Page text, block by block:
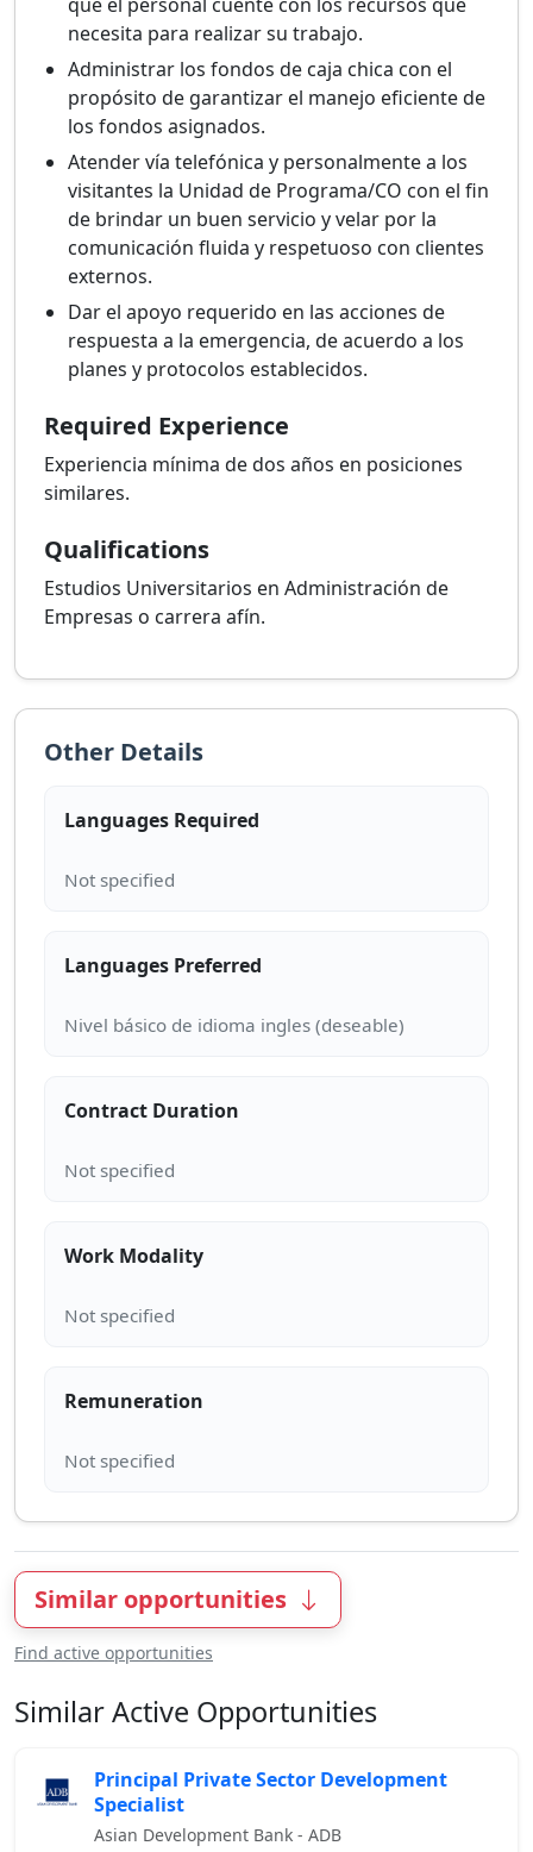
que el personal cuente con los recursos que
necesita para realizar su trabajo.
Administrar los fondos de caja chica con el
propósito de garantizar el manejo eficiente de
los fondos asignados.
Atender vía telefónica y personalmente a los
visitantes la Unidad de Programa/CO con el fin
de brindar un buen servicio y velar por la
comunicación fluida y respetuoso con clientes
externos.
Dar el apoyo requerido en las acciones de
respuesta a la emergencia, de acuerdo a los
planes y protocolos establecidos.
Required Experience
Experiencia mínima de dos años en posiciones
similares.
Qualifications
Estudios Universitarios en Administración de
Empresas o carrera afín.
Other Details
Languages Required
Languages Preferred
Contract Duration
Work Modality
Remuneration
Similar opportunities
Find active opportunities
Similar Active Opportunities
Principal Private Sector Development
Specialist
Asian Development Bank - ADB